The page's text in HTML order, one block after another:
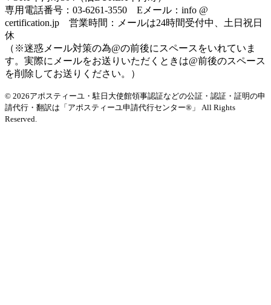
専用電話番号：03-6261-3550 Eメール：info @
certification.jp 営業時間：メールは24時間受付中、土日祝日
休
（※迷惑メール対策の為@の前後にスペースをいれていま
す。実際にメールをお送りいただくときは@前後のスペース
を削除してお送りください。）
© 2026アポスティーユ・駐日大使館領事認証などの公証・認証・証明の申
請代行・翻訳は「アポスティーユ申請代行センター®」 All Rights
Reserved.